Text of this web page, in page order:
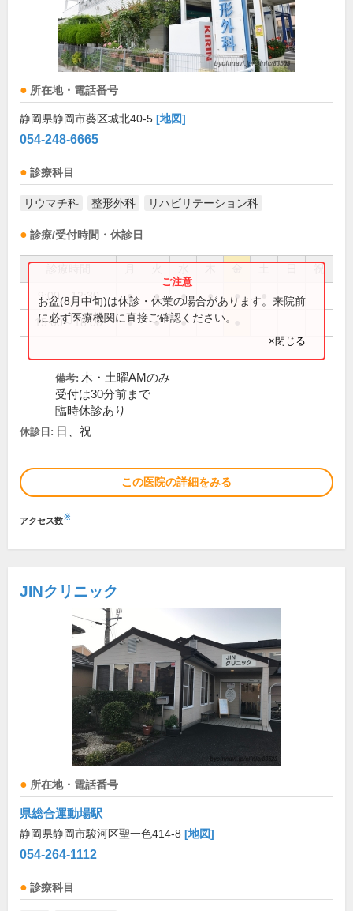
所在地・電話番号
静岡県静岡市葵区城北40-5 [地図]
054-248-6665
診療科目
リウマチ科 整形外科 リハビリテーション科
診療/受付時間・休診日
祝
9:00～12:30 ● ● ● ● ●
15:00～18:00 ● ● ●
お盆(8月中旬)は休診・休業の場合があります。来院前
に必ず医療機関に直接ご確認ください。
×閉じる
備考: 木・土曜AMのみ
受付は30分前まで
臨時休診あり
休診日: 日、祝
この医院の詳細をみる
アクセス数※
JINクリニック
所在地・電話番号
県総合運動場駅
静岡県静岡市駿河区聖一色414-8 [地図]
054-264-1112
診療科目